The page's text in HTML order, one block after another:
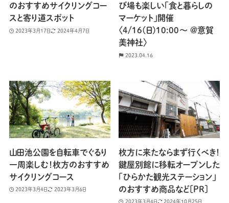
のおすすめサイクリングコー
スと寄り道スポット
2023年3月17日 2024年4月7日
び場も楽しい「食と暮らしの
マーケット」開催
〈4/16(日)10:00〜 @意賀
美神社〉
2023.04.16
山田池公園を自転車でぐるり
一周楽しむ！枚方のおすすめ
サイクリングコース
2023年3月4日 2023年3月6日
枚方に来たならまず行くべき！
鍵屋別館に移転オープンした
「ひらかた観光ステーション」
のおすすめ商品など[PR]
2023年3月4日 2024年10月25日